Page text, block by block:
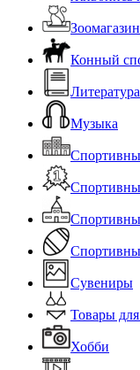
Конный
Литература
Музыка
Сувениры
Товары
Хобби